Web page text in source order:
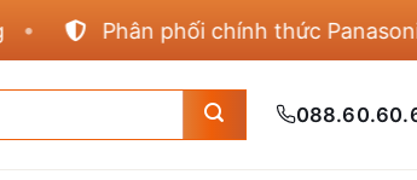
Phân phối chính thức Panasonic,